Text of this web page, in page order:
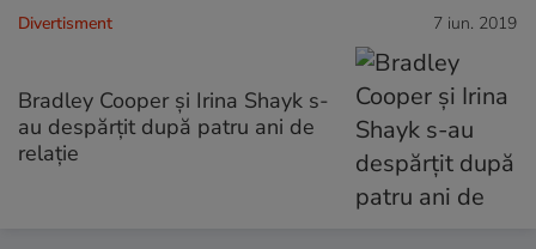
Divertisment 7 iun. 2019
Bradley Cooper și Irina Shayk s-
au despărțit după patru ani de
relație